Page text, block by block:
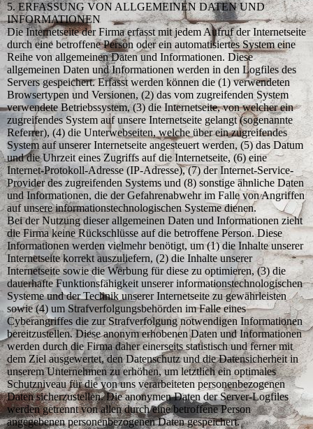
5. ERFASSUNG VON ALLGEMEINEN DATEN UND
INFORMATIONEN
Die Internetseite der Firma erfasst mit jedem Aufruf der Internetseite
durch eine betroffene Person oder ein automatisiertes System eine
Reihe von allgemeinen Daten und Informationen. Diese
allgemeinen Daten und Informationen werden in den Logfiles des
Servers gespeichert. Erfasst werden können die (1) verwendeten
Browsertypen und Versionen, (2) das vom zugreifenden System
verwendete Betriebssystem, (3) die Internetseite, von welcher ein
zugreifendes System auf unsere Internetseite gelangt (sogenannte
Referrer), (4) die Unterwebseiten, welche über ein zugreifendes
System auf unserer Internetseite angesteuert werden, (5) das Datum
und die Uhrzeit eines Zugriffs auf die Internetseite, (6) eine
Internet-Protokoll-Adresse (IP-Adresse), (7) der Internet-Service-
Provider des zugreifenden Systems und (8) sonstige ähnliche Daten
und Informationen, die der Gefahrenabwehr im Falle von Angriffen
auf unsere informationstechnologischen Systeme dienen.
Bei der Nutzung dieser allgemeinen Daten und Informationen zieht
die Firma keine Rückschlüsse auf die betroffene Person. Diese
Informationen werden vielmehr benötigt, um (1) die Inhalte unserer
Internetseite korrekt auszuliefern, (2) die Inhalte unserer
Internetseite sowie die Werbung für diese zu optimieren, (3) die
dauerhafte Funktionsfähigkeit unserer informationstechnologischen
Systeme und der Technik unserer Internetseite zu gewährleisten
sowie (4) um Strafverfolgungsbehörden im Falle eines
Cyberangriffes die zur Strafverfolgung notwendigen Informationen
bereitzustellen. Diese anonym erhobenen Daten und Informationen
werden durch die Firma daher einerseits statistisch und ferner mit
dem Ziel ausgewertet, den Datenschutz und die Datensicherheit in
unserem Unternehmen zu erhöhen, um letztlich ein optimales
Schutzniveau für die von uns verarbeiteten personenbezogenen
Daten sicherzustellen. Die anonymen Daten der Server-Logfiles
werden getrennt von allen durch eine betroffene Person
angegebenen personenbezogenen Daten gespeichert.